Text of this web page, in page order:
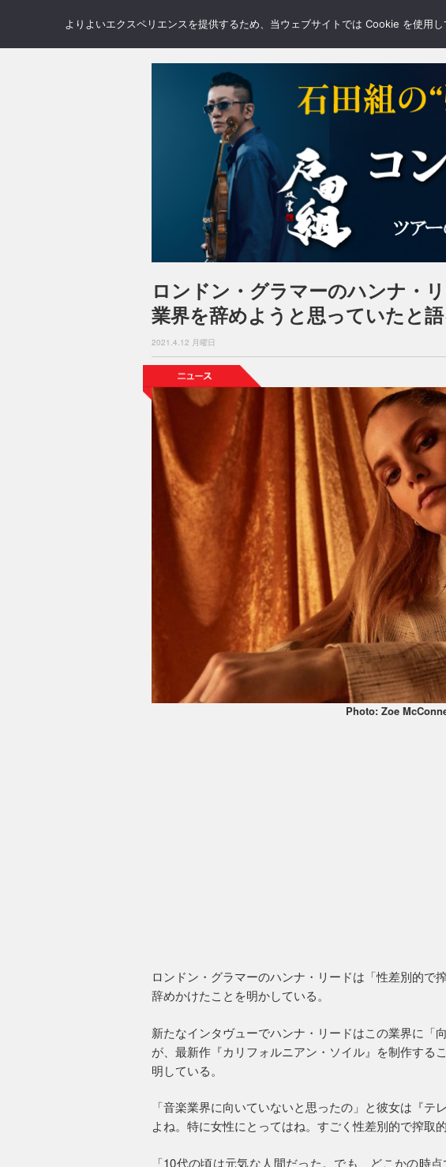
NEWS REVIEWS GALLERY BLOGS
ロンドン・グラマーのハンナ・
業界を辞めようと思っていたと
2021.4.12 月曜日
Photo: Zoe
ロンドン・グラマーのハンナ・リードは「性差別的で
辞めかけたことを明かしている。
新たなインタヴューでハンナ・リードはこの業界に「
が、最新作『カリフォルニアン・ソイル』を制作する
明している。
「音楽業界に向いていないと思ったの」と彼女は『
よね。特に女性にとってはね。すごく性差別的で搾取的
「10代の頃は元気な人間だった。でも、どこかの時
よりよいエクスペリエンスを提供するため、当ウェブサイトでは Cookie を使用